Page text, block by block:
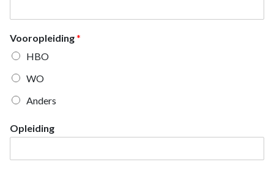
Vooropleiding*
HBO
WO
Anders
Opleiding